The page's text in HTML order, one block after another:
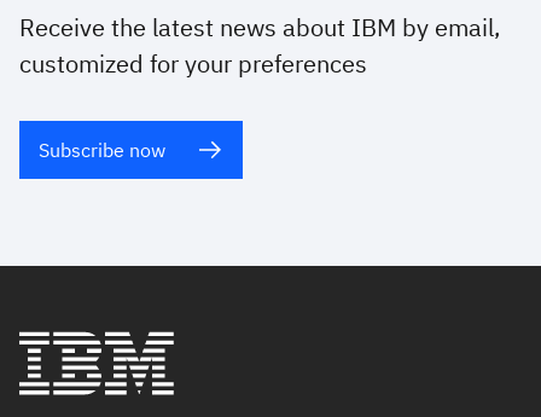
Receive the latest news about IBM by email,
customized for your preferences
Subscribe now